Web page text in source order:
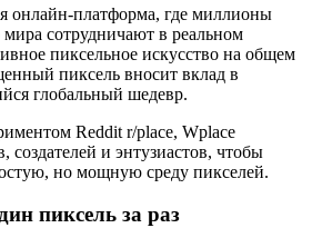
онлайн-платформа, где миллионы
мира сотрудничают в реальном
пиксельное искусство на общем
пиксель вносит вклад в
глобальный шедевр.
Reddit r/place, Wplace
создателей и энтузиастов, чтобы
но мощную среду пикселей.
пиксель за раз